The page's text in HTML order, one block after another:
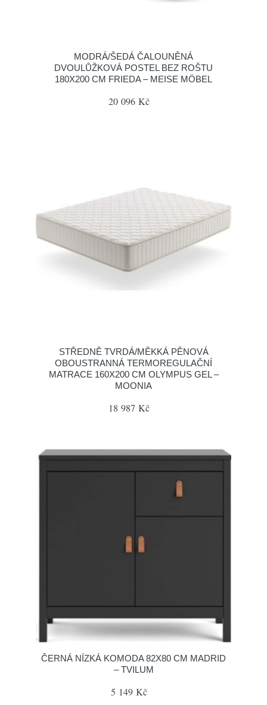
MODRÁ/ŠEDÁ ČALOUNĚNÁ
DVOULŮŽKOVÁ POSTEL BEZ ROŠTU
180X200 CM FRIEDA – MEISE MÖBEL
20 096 Kč
STŘEDNĚ TVRDÁ/MĚKKÁ PĚNOVÁ
OBOUSTRANNÁ TERMOREGULAČNÍ
MATRACE 160X200 CM OLYMPUS GEL –
MOONIA
18 987 Kč
ČERNÁ NÍZKÁ KOMODA 82X80 CM MADRID
– TVILUM
5 149 Kč